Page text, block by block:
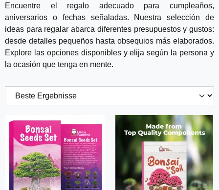
Encuentre el regalo adecuado para cumpleaños,
aniversarios o fechas señaladas. Nuestra selección de
ideas para regalar abarca diferentes presupuestos y gustos:
desde detalles pequeños hasta obsequios más elaborados.
Explore las opciones disponibles y elija según la persona y
la ocasión que tenga en mente.